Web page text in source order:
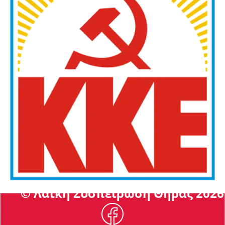
© Λαϊκή Συσπείρωση Θήρας 2026